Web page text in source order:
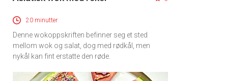
20 minutter
Denne wokoppskriften befinner seg et sted
mellom wok og salat, dog med rødkål, men
nykål kan fint erstatte den røde.